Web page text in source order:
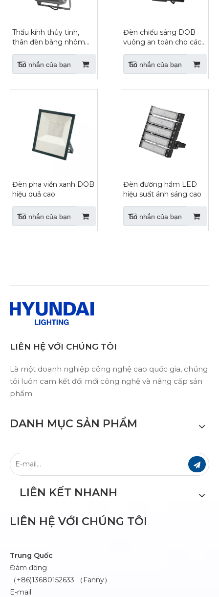
Thấu kính thủy tinh,
thân đèn bằng nhôm
Tin nhắn của bạn
Đèn chiếu sáng DOB
vuông an toàn cho các
Tin nhắn của bạn
Đèn pha viền xanh DOB
hiệu quả cao
Tin nhắn của bạn
Đèn đường hầm LED
hiệu suất ánh sáng cao
Tin nhắn của bạn
LIÊN HỆ VỚI CHÚNG TÔI
Là một doanh nghiệp công nghệ cao quốc gia, chúng
tôi luôn cam kết đổi mới công nghệ và nâng cấp sản
phẩm.
DANH MỤC SẢN PHẨM
LIÊN KẾT NHANH
LIÊN HỆ VỚI CHÚNG TÔI
Trung Quốc
Đám đông
（+86)13680152633 （Fanny）
E-mail